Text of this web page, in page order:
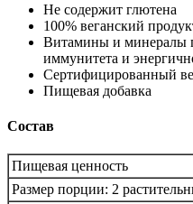
Не содержит глютена
100% веганский
Витамины и минералы
иммунитета и
Сертифицированный
Пищевая добавка
Состав
Пищевая ценность
Размер порции: 2